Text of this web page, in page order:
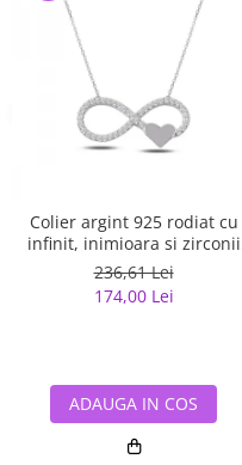
Colier argint 925 rodiat cu
infinit, inimioara si zirconii
albe - Infinite You CTU0067
236,61 Lei
174,00 Lei
ADAUGA IN COS